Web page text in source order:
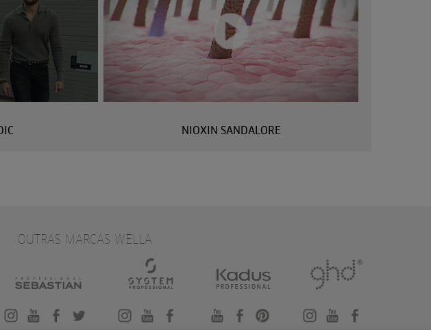
NIOXIN SANDALORE
OUTRAS MARCAS WELLA